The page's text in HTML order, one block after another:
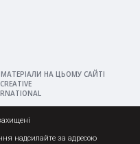
НА ЦЬОМУ САЙТІ
надсилайте за адресою